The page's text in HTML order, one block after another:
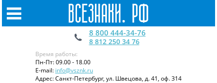
8 800 444-34-76
8 812 250 34 76
Время работы:
Пн-Пт: 09.00 - 18.00
E-mail: info@vsznk.ru
Адрес: Санкт-Петербург, ул. Швецова, д. 41, оф. 314